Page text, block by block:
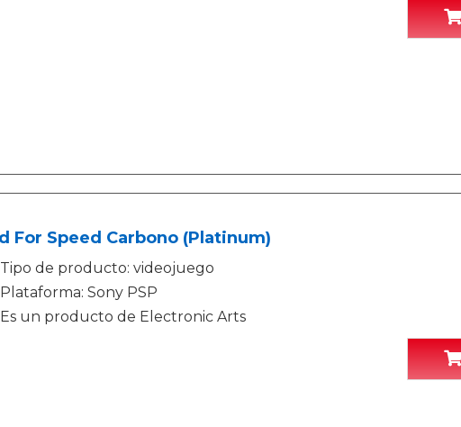
For Speed Carbono (Platinum)
Tipo de producto: videojuego
Plataforma: Sony PSP
Es un producto de Electronic Arts